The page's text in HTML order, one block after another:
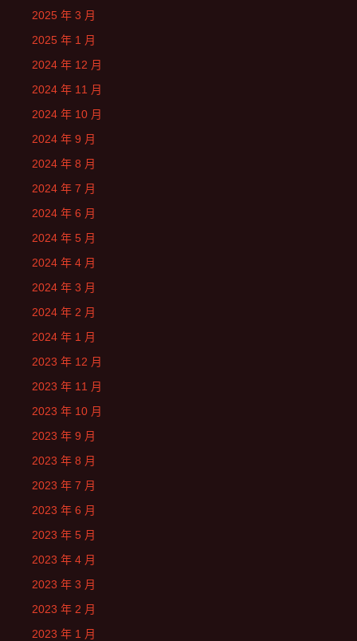
2025 年 3 月
2025 年 1 月
2024 年 12 月
2024 年 11 月
2024 年 10 月
2024 年 9 月
2024 年 8 月
2024 年 7 月
2024 年 6 月
2024 年 5 月
2024 年 4 月
2024 年 3 月
2024 年 2 月
2024 年 1 月
2023 年 12 月
2023 年 11 月
2023 年 10 月
2023 年 9 月
2023 年 8 月
2023 年 7 月
2023 年 6 月
2023 年 5 月
2023 年 4 月
2023 年 3 月
2023 年 2 月
2023 年 1 月